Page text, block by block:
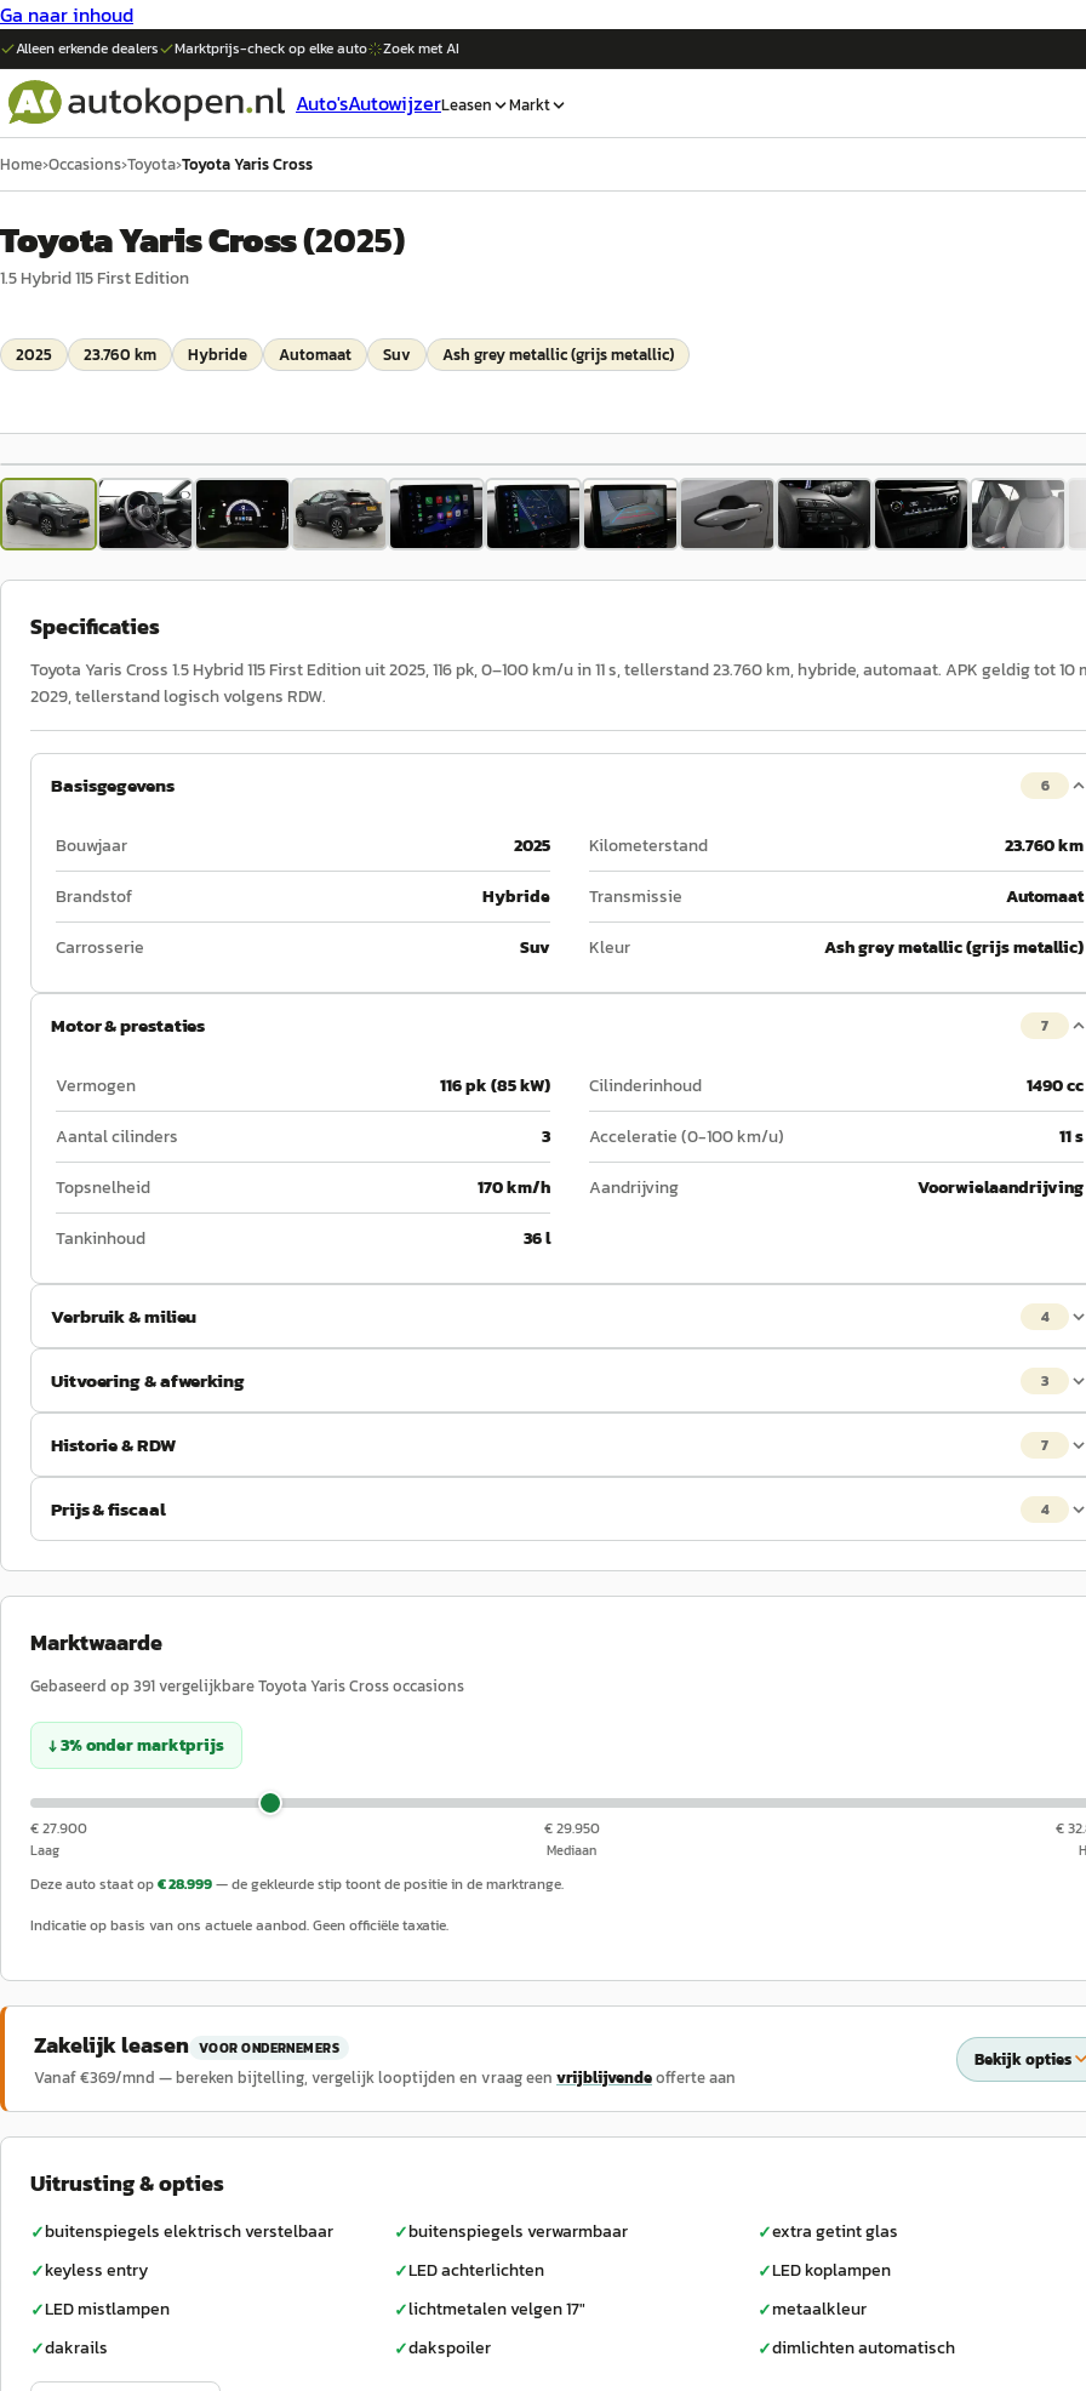
Ga naar inhoud
Alleen erkende dealers Marktprijs-check op elkeauto Zoek met AI
Auto'sAutowijzerLeasen Markt
Home›Occasions›Toyota›Toyota Yaris Cross
Toyota Yaris Cross(2025)
1.5 Hybrid 115 First Edition
2025 23.760 km Hybride Automaat Suv Ash grey metallic (grijs metallic)
1
Specificaties
Toyota Yaris Cross 1.5 Hybrid 115 First Edition uit 2025, 116 pk, 0–100 km/u in 11 s, tellerstand 23.760 km, hybride, automaat. APK geldig tot 10
2029, tellerstand logisch volgens RDW.
Basisgegevens 6
Bouwjaar 2025 Kilometerstand
23.760 km
Brandstof
Hybride Transmissie
Automaat
Carrosserie
Suv Kleur Ash grey metallic (grijs metallic)
Motor & prestaties 7
Vermogen 116 pk (85 kW) Cilinderinhoud
1490 cc
Aantal cilinders
3 Acceleratie (0-100 km/u)
11 s
Topsnelheid
170 km/h Aandrijving
Voorwielaandrijving
Tankinhoud
36 l
Verbruik & milieu 4
Uitvoering & afwerking 3
Historie & RDW 7
Prijs & fiscaal 4
Marktwaarde
Gebaseerd op 391vergelijkbareToyotaYaris Crossoccasions
↓3%ondermarktprijs
€ 27.900
Laag
€ 29.950
Mediaan
€
Deze auto staat op€ 28.999— de gekleurde stip toont de positie in de marktrange.
Indicatie op basis van ons actuele aanbod. Geen officiële taxatie.
Zakelijk leasen VOOR ONDERNEMERS
Vanaf €369/mnd — bereken bijtelling, vergelijk looptijden en vraag een vrijblijvendeofferte aan
Bekijk opties
Uitrusting & opties
✓buitenspiegels elektrisch verstelbaar ✓buitenspiegels verwarmbaar ✓extra getint glas
✓keyless entry ✓LED achterlichten ✓LED koplampen
✓LED mistlampen ✓lichtmetalen velgen 17" ✓metaalkleur
✓dakrails ✓dakspoiler ✓dimlichten automatisch